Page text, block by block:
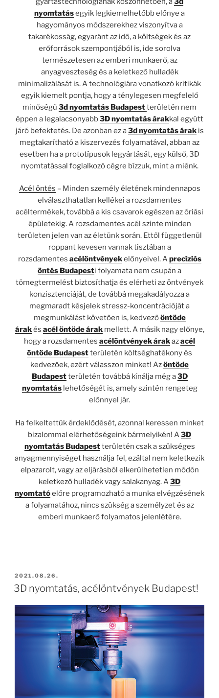
nyomtatásegyik legkiemelhetőbb előnye a
hagyományos módszerekhez viszonyítva a
takarékosság, egyaránt az idő, a költségek és az
erőforrások szempontjából is, ide sorolva
természetesen az emberi munkaerő, az
anyagveszteség és a keletkező hulladék
minimalizálását is. A technológiára vonatkozó kritikák
egyik kiemelt pontja, hogy a ténylegesen megfelelő
minőségű 3d nyomtatás Budapestterületén nem
éppen a legalacsonyabb3D nyomtatás árakkal együtt
járó befektetés. De azonban ez a3d nyomtatás árakis
megtakarítható a kiszervezés folyamatával, abban az
esetben ha a prototípusok legyártását, egy külső, 3D
nyomtatással foglalkozó cégre bízzuk, mint a miénk.
Acél öntés – Minden személy életének mindennapos
elválaszthatatlan kellékei a rozsdamentes
acéltermékek, továbbá a kis csavarok egészen az óriási
épületekig. A rozsdamentes acél szinte minden
területen jelen van az életünk során. Ettől függetlenül
roppant kevesen vannak tisztában a
rozsdamentes acélöntvényekelőnyeivel. Aprecíziós
öntés Budapesti folyamata nem csupán a
tömegtermelést biztosíthatja és elérheti az öntvények
konzisztenciáját, de továbbá megakadályozza a
megmaradt késjelek stressz-koncentrációját a
megmunkálást követően is, kedvezőöntöde
árakés acél öntöde árakmellett. A másik nagy előnye,
hogy a rozsdamentes acélöntvények árakazacél
öntöde Budapestterületén költséghatékony és
kedvezőek, ezért válasszon minket! Azöntöde
Budapestterületén továbbá kínálja még a3D
nyomtatáslehetőségét is, amely szintén rengeteg
előnnyel jár.
Ha felkeltettük érdeklődését, azonnal keressen minket
bizalommal elérhetőségeink bármelyikén! A3D
nyomtatás Budapestterületén csak a szükséges
anyagmennyiséget használja fel, ezáltal nem keletkezik
elpazarolt, vagy az eljárásból elkerülhetetlen módón
keletkező hulladék vagy salakanyag. A3D
nyomtatóelőre programozható a munka elvégzésének
a folyamatához, nincs szükség a személyzet és az
emberi munkaerő folyamatos jelenlétére.
BEKÜLDVE:
2021.08.26.
3D nyomtatás, acélöntvények Budapest!